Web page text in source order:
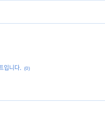
입니다. (0)